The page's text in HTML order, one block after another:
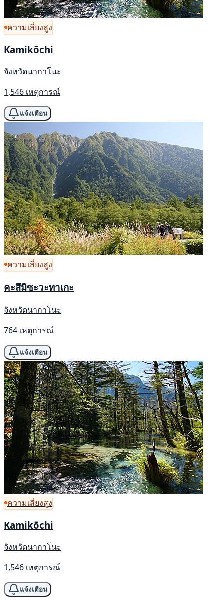
ความเสี่ยงสูง
Kamikōchi
จังหวัดนากาโนะ
1,546 เหตุการณ์
แจ้งเตือน
ความเสี่ยงสูง
คะสึมิซะวะทาเกะ
จังหวัดนากาโนะ
764 เหตุการณ์
แจ้งเตือน
ความเสี่ยงสูง
Kamikōchi
จังหวัดนากาโนะ
1,546 เหตุการณ์
แจ้งเตือน